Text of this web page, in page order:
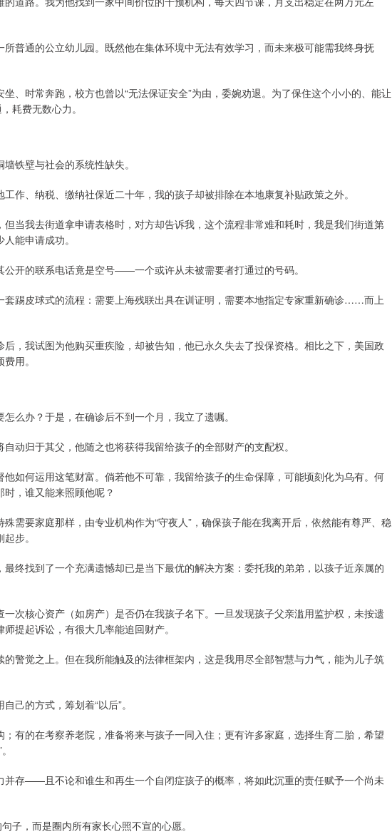
普通的公立幼儿园。既然他在集体环境中无法有效学习，而未来极可能需我终身抚
、时常奔跑，校方也曾以“无法保证安全”为由，委婉劝退。为了保住这个小小的、能让
耗费无数心力。
铁壁与社会的系统性缺失。
作、纳税、缴纳社保近二十年，我的孩子却被排除在本地康复补贴政策之外。
当我去街道拿申请表格时，对方却告诉我，这个流程非常难和耗时，我是我们街道第
能申请成功。
开的联系电话竟是空号——一个或许从未被需要者打通过的号码。
套踢皮球式的流程：需要上海残联出具在训证明，需要本地指定专家重新确诊……而上
，我试图为他购买重疾险，却被告知，他已永久失去了投保资格。相比之下，美国政
用。
么办？于是，在确诊后不到一个月，我立了遗嘱。
动归于其父，他随之也将获得我留给孩子的全部财产的支配权。
如何运用这笔财富。倘若他不可靠，我留给孩子的生命保障，可能顷刻化为乌有。何
，谁又能来照顾他呢？
需要家庭那样，由专业机构作为“守夜人”，确保孩子能在我离开后，依然能有尊严、稳
步。
终找到了一个充满遗憾却已是当下最优的解决方案：委托我的弟弟，以孩子近亲属的
次核心资产（如房产）是否仍在我孩子名下。一旦发现孩子父亲滥用监护权，未按遗
提起诉讼，有很大几率能追回财产。
警觉之上。但在我所能触及的法律框架内，这是我用尽全部智慧与力气，能为儿子筑
己的方式，筹划着“以后”。
有的在考察养老院，准备将来与孩子一同入住；更有许多家庭，选择生育二胎，希望
并存——且不论和谁生和再生一个自闭症孩子的概率，将如此沉重的责任赋予一个尚未
子，而是圈内所有家长心照不宣的心愿。